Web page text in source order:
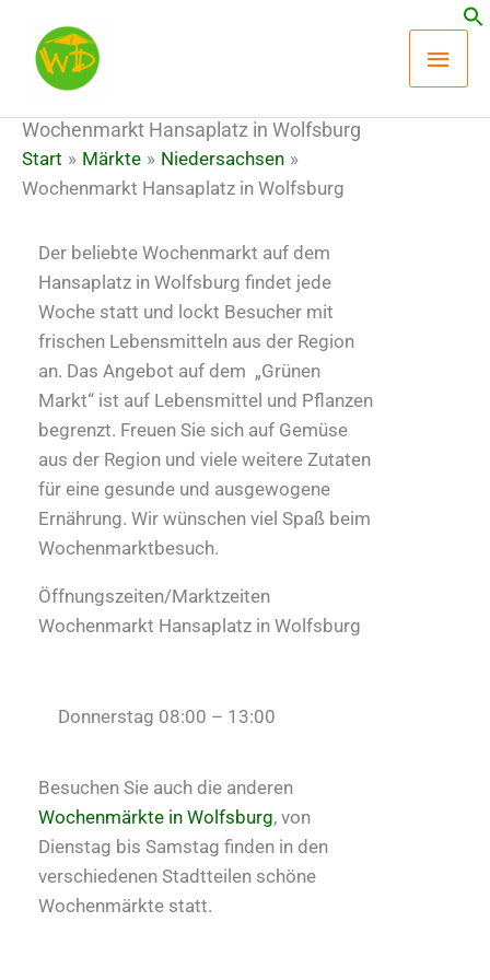
Inhalt
springen
Wochenmarkt Hansaplatz in Wolfsburg
Start Märkte
Niedersachsen
Wochenmarkt Hansaplatz in Wolfsburg
Der beliebte Wochenmarkt auf dem
Hansaplatz in Wolfsburg findet jede
Woche statt und lockt Besucher mit
frischen Lebensmitteln aus der Region
an. Das Angebot auf dem „Grünen
Markt“ ist auf Lebensmittel und Pflanzen
begrenzt. Freuen Sie sich auf Gemüse
aus der Region und viele weitere Zutaten
für eine gesunde und ausgewogene
Ernährung. Wir wünschen viel Spaß beim
Wochenmarktbesuch.
Öffnungszeiten/Marktzeiten
Wochenmarkt Hansaplatz in Wolfsburg
Donnerstag 08:00 – 13:00
Besuchen Sie auch die anderen
Wochenmärkte in Wolfsburg, von
Dienstag bis Samstag finden in den
verschiedenen Stadtteilen schöne
Wochenmärkte statt.